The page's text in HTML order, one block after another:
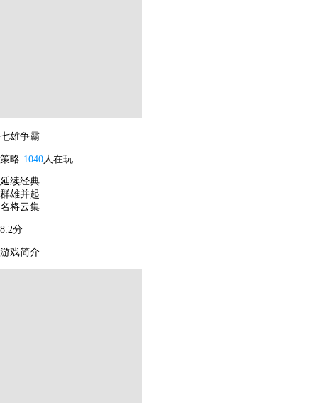
七雄争霸
策略 1040 人在玩
延续经典
群雄并起
名将云集
8.2分
游戏简介